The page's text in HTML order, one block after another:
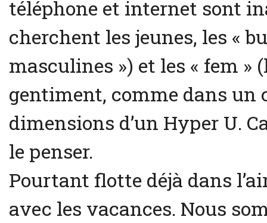
téléphone et internet sont
cherchent les jeunes, les «
masculines ») et les « fem »
gentiment, comme dans un
dimensions d’un Hyper U.
le penser.
Pourtant flotte déjà dans
avec les vacances. Nous